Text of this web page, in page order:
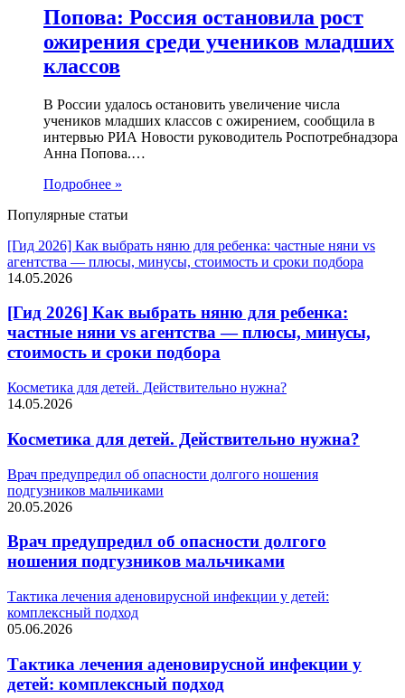
Попова: Россия остановила рост
ожирения среди учеников младших
классов
В России удалось остановить увеличение числа
учеников младших классов с ожирением, сообщила в
интервью РИА Новости руководитель Роспотребнадзора
Анна Попова.…
Подробнее »
Популярные статьи
[Гид 2026] Как выбрать няню для ребенка: частные няни vs
агентства — плюсы, минусы, стоимость и сроки подбора
14.05.2026
[Гид 2026] Как выбрать няню для ребенка:
частные няни vs агентства — плюсы, минусы,
стоимость и сроки подбора
Косметика для детей. Действительно нужна?
14.05.2026
Косметика для детей. Действительно нужна?
Врач предупредил об опасности долгого ношения
подгузников мальчиками
20.05.2026
Врач предупредил об опасности долгого
ношения подгузников мальчиками
Тактика лечения аденовирусной инфекции у детей:
комплексный подход
05.06.2026
Тактика лечения аденовирусной инфекции у
детей: комплексный подход